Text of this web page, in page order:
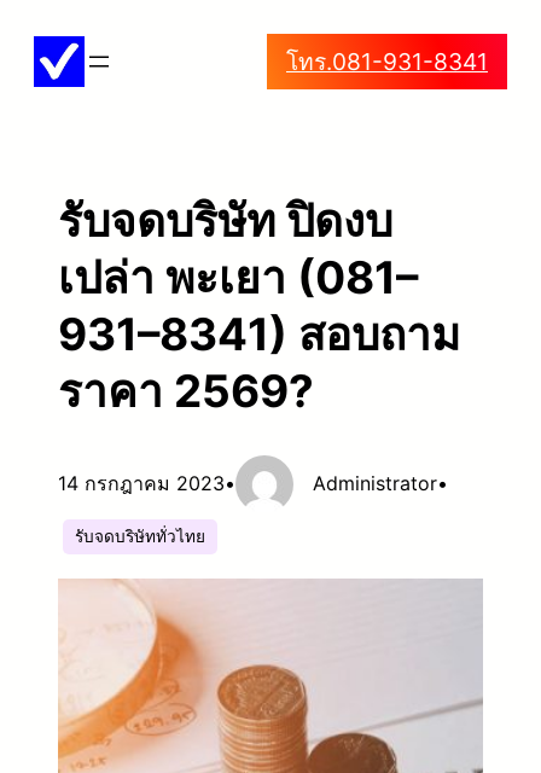
โทร.081-931-8341
รับจดบริษัท ปิดงบ
เปล่า พะเยา (081–
931–8341) สอบถาม
ราคา 2569?
14 กรกฎาคม 2023• Administrator•
รับจดบริษัททั่วไทย